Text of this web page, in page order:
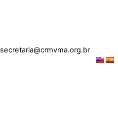
secretaria@crmvma.org.br